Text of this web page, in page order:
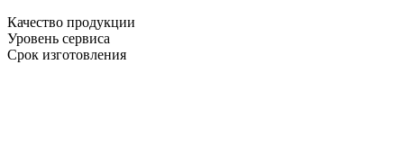
Качество продукции
Уровень сервиса
Срок изготовления